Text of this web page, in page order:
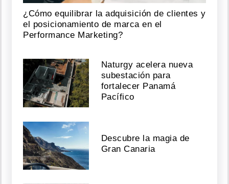
¿Cómo equilibrar la adquisición de clientes y
el posicionamiento de marca en el
Performance Marketing?
Naturgy acelera nueva
subestación para
fortalecer Panamá
Pacífico
Descubre la magia de
Gran Canaria